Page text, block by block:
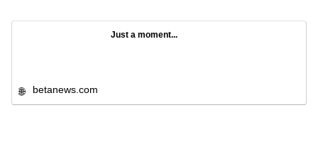
Just a moment...
betanews.com